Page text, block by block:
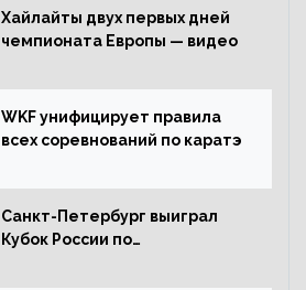
Хайлайты двух первых дней
чемпионата Европы — видео
WKF унифицирует правила
всех соревнований по каратэ
Санкт-Петербург выиграл
Кубок России по